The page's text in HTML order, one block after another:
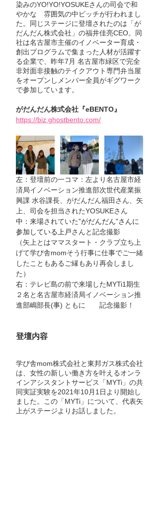
染みのYO!YO!YOSUKEさんの司会で和
やかな　雰囲気の中ピッチが行われまし
た。同じステージに登壇されたのは「が
だんだん株式会社」の福井佳亮CEO。同
社は名古屋市主催のイノベーター育成・
創出プログラムで集まった人材が活躍す
る企業で、昨年7月 名古屋市緑区で完全
非対面非接触のテイクアウト専門弁当屋
をオープンしメンバー全員がギグワーク
で参加しています。
がだんだん株式会社『eBENTO』
https://biz.ghostbento.com/
左： 登壇前の一コマ：左より名古屋市経
済局イノベーション推進部次世代産業振
興課 水谷課長、がだんだん福田さん、矢
上、司会を担当されたYOSUKEさん
中： 来場されていた”がだんだん”さんに
参加している上戸さんと記念撮影
（矢上とはママスタート・クラブ立ち上
げて学び舎momそう行事に仕事でご一緒
したこともあるご縁もあり再会しまし
た）
右： テレビ島の前で来場したMYTi1期生
２名と名古屋市経済局イノベーション推
進部嶋部長(事) ともに　　記念撮影！
登壇内容
学び舎mom株式会社と東邦ガス株式会社
は、女性の新しい働き方を叶えるオンラ
インアシスタントサービス「MYTi」の共
同実証実験を2021年10月1日より開始し
ました。この「MYTi」について、代表矢
上がステージよりお話しました。